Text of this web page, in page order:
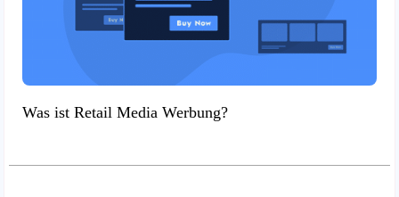
Was ist Retail Media Werbung?